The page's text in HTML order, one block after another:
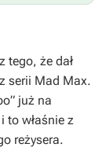
tego, że dał
serii Mad Max.
już na
to właśnie z
reżysera.